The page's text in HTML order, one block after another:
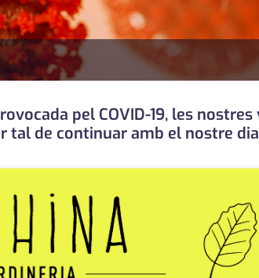
pel COVID-19, les
de continuar amb el nostre